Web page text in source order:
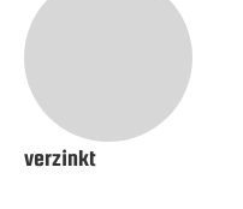
verzinkt